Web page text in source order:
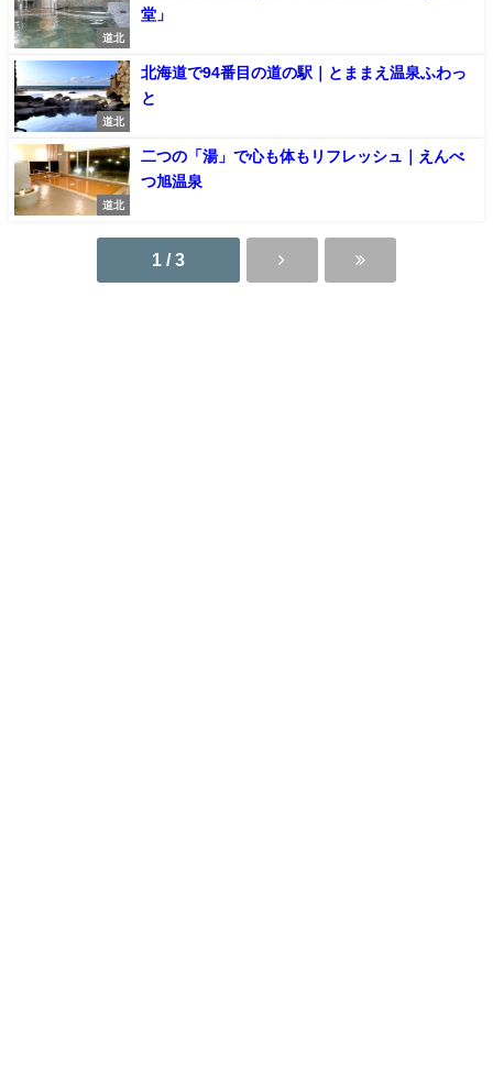
道北
堂」
道北
北海道で94番目の道の駅｜とままえ温泉ふわっ
と
道北
二つの「湯」で心も体もリフレッシュ｜えんべ
つ旭温泉
1 / 3